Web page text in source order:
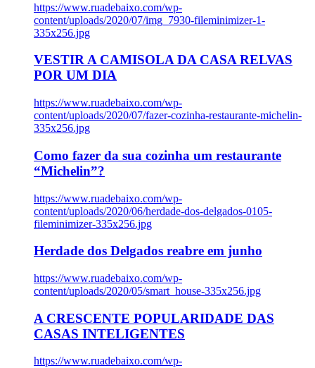
https://www.ruadebaixo.com/wp-
content/uploads/2020/07/img_7930-fileminimizer-1-
335x256.jpg
VESTIR A CAMISOLA DA CASA RELVAS
POR UM DIA
https://www.ruadebaixo.com/wp-
content/uploads/2020/07/fazer-cozinha-restaurante-michelin-
335x256.jpg
Como fazer da sua cozinha um restaurante
“Michelin”?
https://www.ruadebaixo.com/wp-
content/uploads/2020/06/herdade-dos-delgados-0105-
fileminimizer-335x256.jpg
Herdade dos Delgados reabre em junho
https://www.ruadebaixo.com/wp-
content/uploads/2020/05/smart_house-335x256.jpg
A CRESCENTE POPULARIDADE DAS
CASAS INTELIGENTES
https://www.ruadebaixo.com/wp-